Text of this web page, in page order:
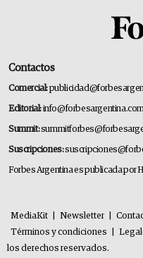
Contactos
Comercial:
Editorial:
Summit:
Suscripciones:
Forbes Argentina es publicada por
MediaKit Newsletter
Términos y condiciones
los derechos reservados.